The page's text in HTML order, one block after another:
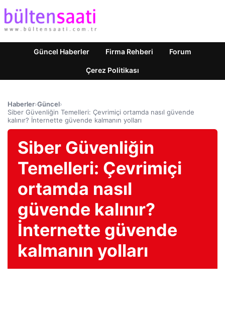
Güncel Haberler Firma Rehberi Forum
Çerez Politikası
Haberler›Güncel›
Siber Güvenliğin Temelleri: Çevrimiçi ortamda nasıl güvende
kalınır? İnternette güvende kalmanın yolları
Siber Güvenliğin
Temelleri: Çevrimiçi
ortamda nasıl
güvende kalınır?
İnternette güvende
kalmanın yolları